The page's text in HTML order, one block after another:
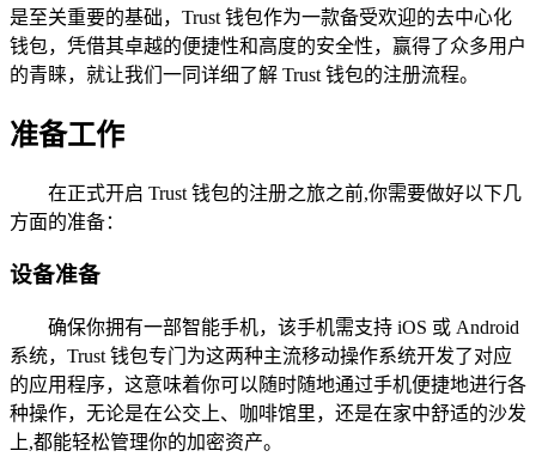
是至关重要的基础，Trust 钱包作为一款备受欢迎的去中心化
钱包，凭借其卓越的便捷性和高度的安全性，赢得了众多用户
的青睐，就让我们一同详细了解 Trust 钱包的注册流程。
准备工作
在正式开启 Trust 钱包的注册之旅之前,你需要做好以下几
方面的准备：
设备准备
确保你拥有一部智能手机，该手机需支持 iOS 或 Android
系统，Trust 钱包专门为这两种主流移动操作系统开发了对应
的应用程序，这意味着你可以随时随地通过手机便捷地进行各
种操作，无论是在公交上、咖啡馆里，还是在家中舒适的沙发
上,都能轻松管理你的加密资产。